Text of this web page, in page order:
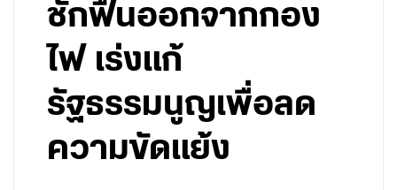
ชักฟืนออกจากกอง
ไฟ เร่งแก้
รัฐธรรมนูญเพื่อลด
ความขัดแย้ง